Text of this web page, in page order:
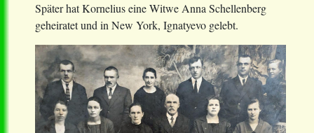
Später hat Kornelius eine Witwe Anna Schellenberg
geheiratet und in New York, Ignatyevo gelebt.